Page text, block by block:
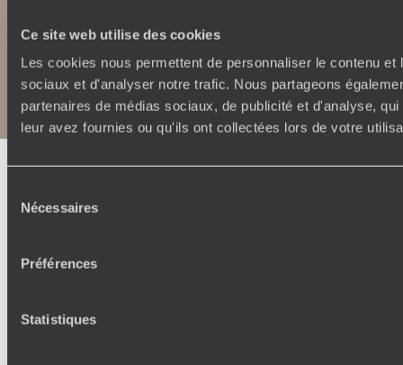
Ce site web utilise des cookies
Les cookies nous permettent de personnaliser le contenu
sociaux et d'analyser notre trafic. Nous partageons
partenaires de médias sociaux, de publicité et d'analyse,
leur avez fournies ou qu'ils ont collectées lors de votre
Nécessaires
Préférences
Statistiques
CopyrightsPlan du site
Politique de confidentialité et de Cookies
Notice légale et CGU